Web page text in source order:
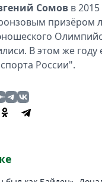
Сомов в 2015
призёром
В этом же
России".